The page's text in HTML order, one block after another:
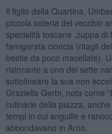
Il figlio della Quartina,
piccola osteria del vecchio
specialità toscane ,zuppa
famigerata cioncia (ritagli
bestie da poco macellate).
ristorante a uno dei sette
sottolineare la sua non
Graziella Gerbi, nota come
culinarie della piazza,
tempi in cui anguille e
abbondavano in Arno.